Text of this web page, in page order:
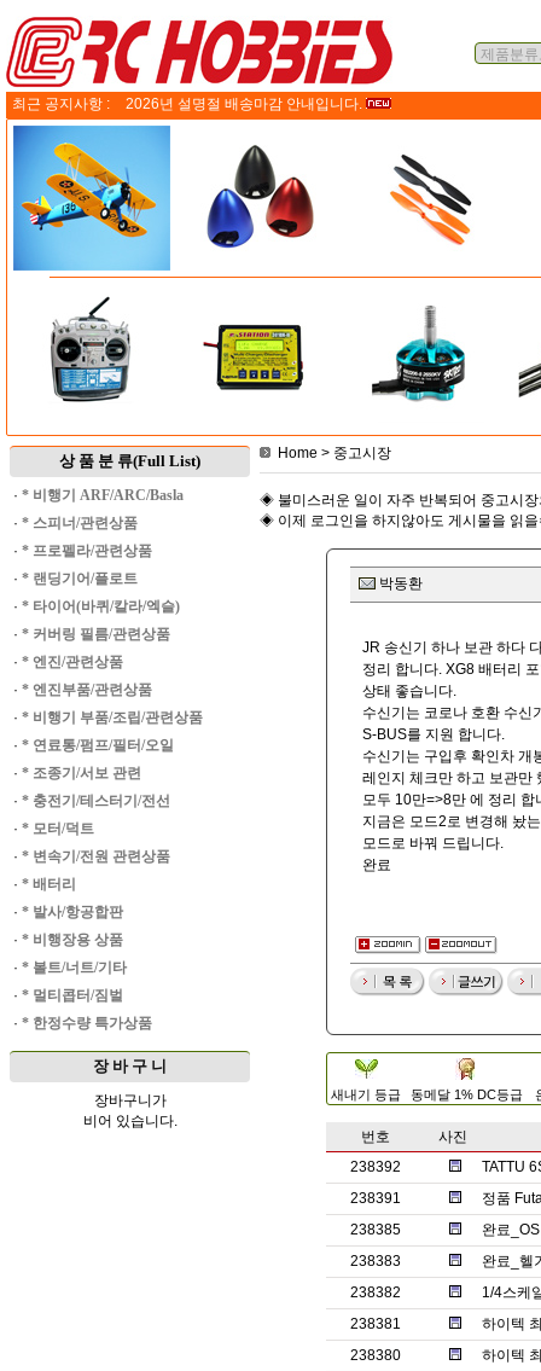
최근 공지사항 : 2026년 설명절 배송마감 안내입니다.
상 품 분 류(Full List)
· * 비행기 ARF/ARC/Basla
· * 스피너/관련상품
· * 프로펠라/관련상품
· * 랜딩기어/플로트
· * 타이어(바퀴/칼라/엑슬)
· * 커버링 필름/관련상품
· * 엔진/관련상품
· * 엔진부품/관련상품
· * 비행기 부품/조립/관련상품
· * 연료통/펌프/필터/오일
· * 조종기/서보 관련
· * 충전기/테스터기/전선
· * 모터/덕트
· * 변속기/전원 관련상품
· * 배터리
· * 발사/항공합판
· * 비행장용 상품
· * 볼트/너트/기타
· * 멀티콥터/짐벌
· * 한정수량 특가상품
장 바 구 니
장바구니가
비어 있습니다.
Home > 중고시장
◈ 불미스러운 일이 자주 반복되어 중고시
◈ 이제 로그인을 하지않아도 게시물을 읽
박동환
JR 송신기 하나 보관 하다
정리 합니다. XG8 배터리
상태 좋습니다.
수신기는 코로나 호환 수신
S-BUS를 지원 합니다.
수신기는 구입후 확인차 개
레인지 체크만 하고 보관만
모두 10만=>8만 에 정리 합
지금은 모드2로 변경해 놨
모드로 바꿔 드립니다.
완료
새내기 등급 동메달 1% DC등급
번호
사진
238392
TATTU
238391
정품
238385
완료
238383
완료_헬
238382
1/4스케
238381
하이텍
238380
하이텍